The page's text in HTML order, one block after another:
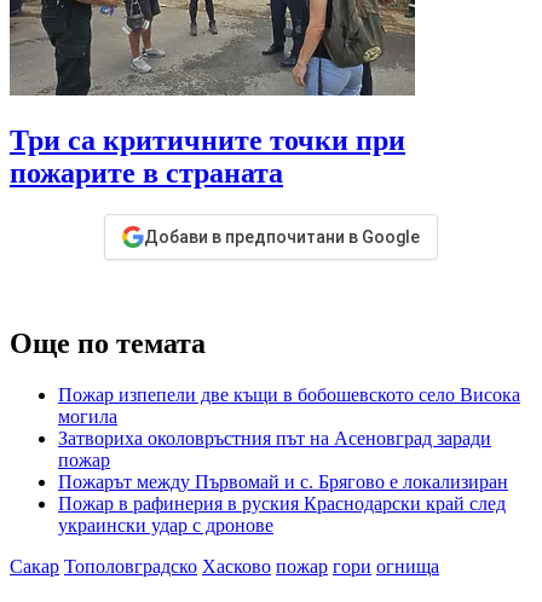
Три са критичните точки при
пожарите в страната
Добави в предпочитани в Google
Още по темата
Пожар изпепели две къщи в бобошевското село Висока
могила
Затвориха околовръстния път на Асеновград заради
пожар
Пожарът между Първомай и с. Брягово е локализиран
Пожар в рафинерия в руския Краснодарски край след
украински удар с дронове
Сакар Тополовградско Хасково пожар гори огнища